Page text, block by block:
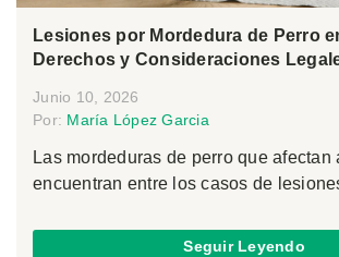
Lesiones por Mordedura de Perro
Derechos y Consideraciones
Junio 10, 2026
Por: María López Garcia
Las mordeduras de perro que afectan
encuentran entre los casos de
Seguir Leyendo